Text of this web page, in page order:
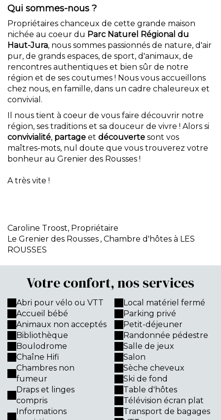
Qui sommes-nous ?
Propriétaires chanceux de cette grande maison
nichée au coeur du Parc Naturel Régional du
Haut-Jura, nous sommes passionnés de nature, d'air
pur, de grands espaces, de sport, d'animaux, de
rencontres authentiques et bien sûr de notre
région et de ses coutumes ! Nous vous accueillons
chez nous, en famille, dans un cadre chaleureux et
convivial.
Il nous tient à coeur de vous faire découvrir notre
région, ses traditions et sa douceur de vivre ! Alors si
convivialité, partage et découverte sont vos
maîtres-mots, nul doute que vous trouverez votre
bonheur au Grenier des Rousses !
A très vite !
Caroline Troost, Propriétaire
Le Grenier des Rousses , Chambre d'hôtes à LES
ROUSSES
Votre confort, nos services
Abri pour vélo ou VTT
Accueil bébé
Animaux non acceptés
Bibliothèque
Boulodrome
Chaîne Hifi
Chambres non
fumeur
Draps et linges
compris
Informations
Local matériel fermé
Parking privé
Petit-déjeuner
Randonnée pédestre
Salle de jeux
Salon
Sèche cheveux
Ski de fond
Table d'hôtes
Télévision écran plat
Transport de bagages